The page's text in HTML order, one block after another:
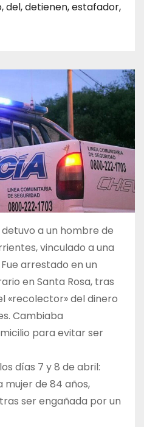
,del,detienen,estafador,
detuvo a un hombre de
vinculado a una
arrestado en un
en Santa Rosa, tras
«recolector» del dinero
Cambiaba
para evitar ser
días 7 y 8 de abril:
mujer de 84 años,
ser engañada por un